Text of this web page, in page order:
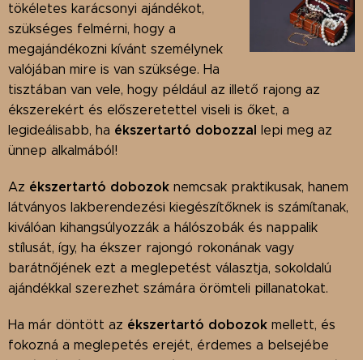
tökéletes karácsonyi ajándékot,
szükséges felmérni, hogy a
megajándékozni kívánt személynek
valójában mire is van szüksége. Ha
tisztában van vele, hogy például az illető rajong az
ékszerekért és előszeretettel viseli is őket, a
legideálisabb, ha ékszertartó dobozzal lepi meg az
ünnep alkalmából!
Az ékszertartó dobozok nemcsak praktikusak, hanem
látványos lakberendezési kiegészítőknek is számítanak,
kiválóan kihangsúlyozzák a hálószobák és nappalik
stílusát, így, ha ékszer rajongó rokonának vagy
barátnőjének ezt a meglepetést választja, sokoldalú
ajándékkal szerezhet számára örömteli pillanatokat.
Ha már döntött az ékszertartó dobozok mellett, és
fokozná a meglepetés erejét, érdemes a belsejébe